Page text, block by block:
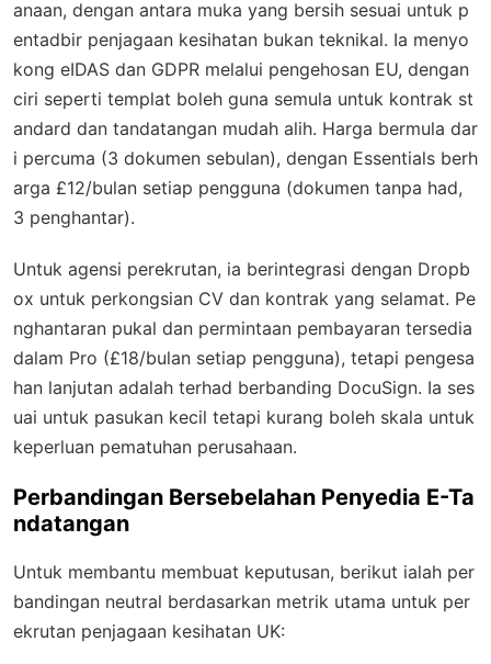
anaan, dengan antara muka yang bersih sesuai untuk p
entadbir penjagaan kesihatan bukan teknikal. Ia menyo
kong eIDAS dan GDPR melalui pengehosan EU, dengan
ciri seperti templat boleh guna semula untuk kontrak st
andard dan tandatangan mudah alih. Harga bermula dar
i percuma (3 dokumen sebulan), dengan Essentials berh
arga £12/bulan setiap pengguna (dokumen tanpa had,
3 penghantar).
Untuk agensi perekrutan, ia berintegrasi dengan Dropb
ox untuk perkongsian CV dan kontrak yang selamat. Pe
nghantaran pukal dan permintaan pembayaran tersedia
dalam Pro (£18/bulan setiap pengguna), tetapi pengesa
han lanjutan adalah terhad berbanding DocuSign. Ia ses
uai untuk pasukan kecil tetapi kurang boleh skala untuk
keperluan pematuhan perusahaan.
Perbandingan Bersebelahan Penyedia E-Ta
ndatangan
Untuk membantu membuat keputusan, berikut ialah per
bandingan neutral berdasarkan metrik utama untuk per
ekrutan penjagaan kesihatan UK: